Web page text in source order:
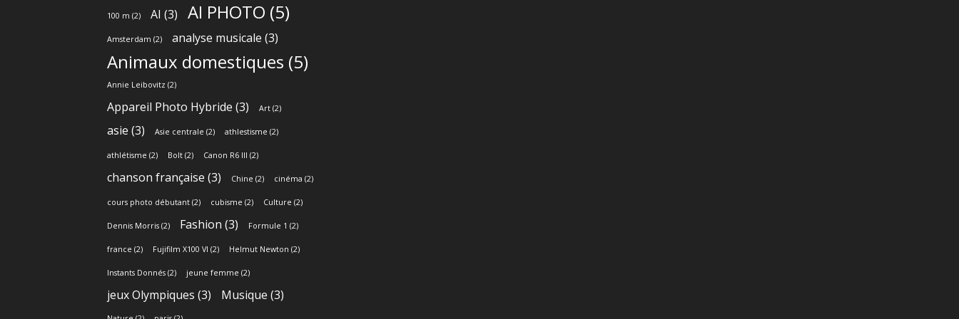
100 m (2) AI (3) AI PHOTO (5)
Amsterdam (2) analyse musicale (3)
Animaux domestiques (5)
Annie Leibovitz (2)
Appareil Photo Hybride (3) Art (2)
asie (3) Asie centrale (2) athlestisme (2)
athlétisme (2) Bolt (2) Canon R6 III (2)
chanson française (3) Chine (2) cinéma (2)
cours photo débutant (2) cubisme (2) Culture (2)
Dennis Morris (2) Fashion (3) Formule 1 (2)
france (2) Fujifilm X100 VI (2) Helmut Newton (2)
Instants Donnés (2) jeune femme (2)
jeux Olympiques (3) Musique (3)